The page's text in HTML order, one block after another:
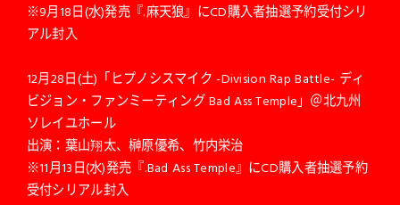
※9月18日(水)発売『.麻天狼』にCD購入者抽選予約受付シリ
アル封入
12月28日(土)「ヒプノシスマイク -Division Rap Battle- ディ
ビジョン・ファンミーティング Bad Ass Temple」＠北九州
ソレイユホール
出演：葉山翔太、榊原優希、竹内栄治
※11月13日(水)発売『.Bad Ass Temple』にCD購入者抽選予約
受付シリアル封入